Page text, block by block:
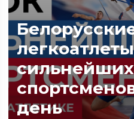
сильнейших
день